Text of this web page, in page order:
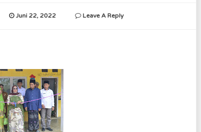
Juni 22, 2022 Leave A Reply